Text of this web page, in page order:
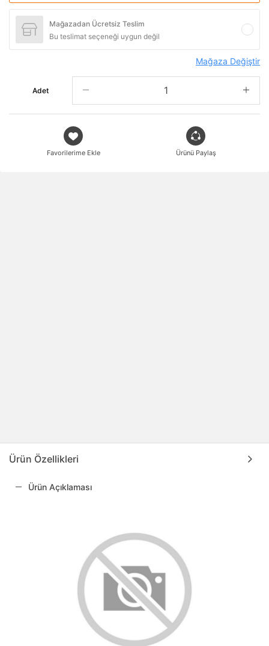
Mağazadan Ücretsiz Teslim
Bu teslimat seçeneği uygun değil
Mağaza Değiştir
Adet
Favorilerime Ekle Ürünü Paylaş
Ürün Özellikleri
Ürün Açıklaması